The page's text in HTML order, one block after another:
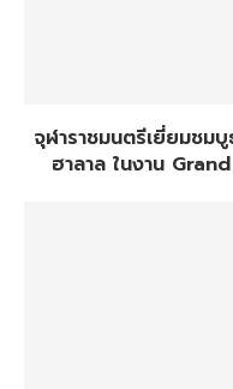
จุฬาราชมนตรีเยี่ยมชม
ฮาลาล ในงาน